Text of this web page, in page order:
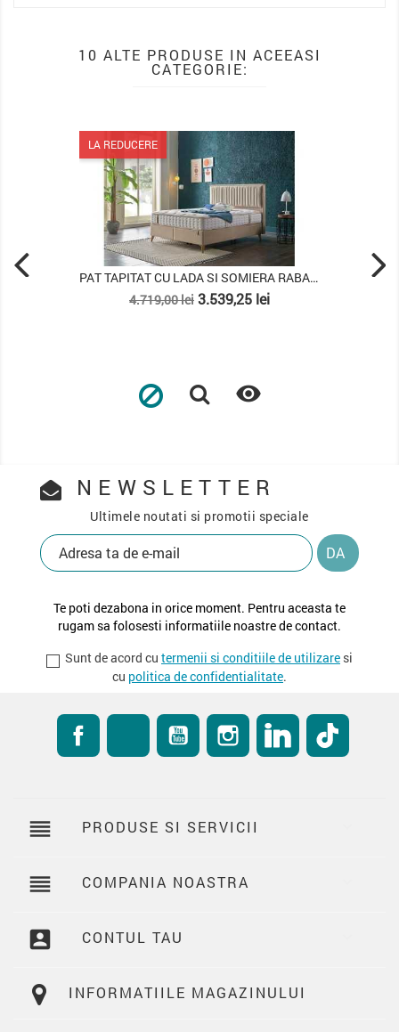
10 ALTE PRODUSE IN ACEEASI
CATEGORIE:
LA REDUCERE
PAT TAPITAT CU LADA SI SOMIERA RABATABILA...
Pret
4.719,00 lei Pret
3.539,25 lei

NEWSLETTER
Ultimele noutati si promotii speciale
Te poti dezabona in orice moment. Pentru aceasta te
rugam sa folosesti informatiile noastre de contact.
Sunt de acord cu termenii si conditiile de utilizare si
cu politica de confidentialitate.
FacebookRSS YouTube InstagramLinkedIn
reorder PRODUSE SI SERVICII
reorder COMPANIA NOASTRA
account_box CONTUL TAU
INFORMATIILE MAGAZINULUI